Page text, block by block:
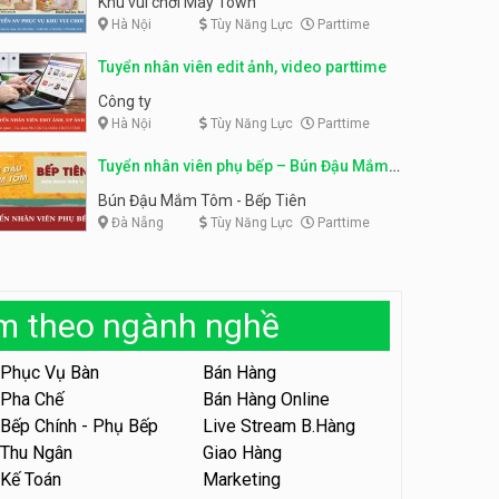
bàn parttime
Tuyển nhân viên tư vấn bán
Shop mỹ phẩm
Tuyển nhân viên bán hàng,
KIBO KIDS
Tuyển nhân viên edit ảnh,
Tuyển nhân viên tiếp thực,
phục vụ bàn
Nhà hàng Phủi Quán
Tuyển nhân viên phục vụ ca
tối – quán kem dừa
Quán kem dừa
Hà Nội Tùy Năng Lực Parttime
Tuyển nhân viên edit ảnh, video parttime
Công ty
Hà Nội Tùy Năng Lực Parttime
Tuyển nhân viên phụ bếp – Bún Đậu Mắm
Tôm – Bếp Tiên
Bún Đậu Mắm Tôm - Bếp Tiên
Đà Nẵng Tùy Năng Lực Parttime
theo ngành nghề
Phục Vụ Bàn
Bán Hàng
Pha Chế
Bán Hàng Online
Bếp Chính - Phụ Bếp
Live Stream B.Hàng
Thu Ngân
Giao Hàng
Kế Toán
Marketing